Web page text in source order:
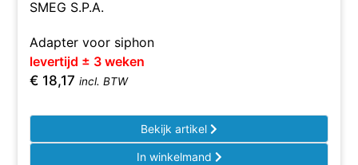
SMEG S.P.A.
Adapter voor siphon
levertijd ± 3 weken
€ 18,17 incl. BTW
Bekijk artikel
In winkelmand